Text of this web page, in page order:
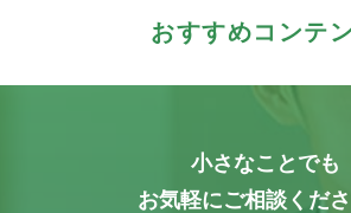
おすすめコンテ
小さなことでも
お気軽にご相談くださ